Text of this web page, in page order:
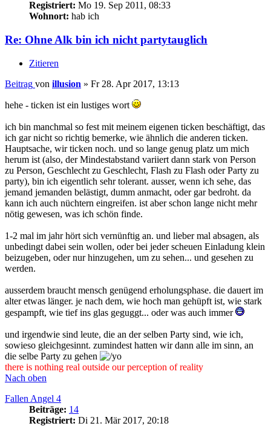
Registriert: Mo 19. Sep 2011, 08:33
Wohnort: hab ich
Re: Ohne Alk bin ich nicht partytauglich
Zitieren
Beitrag von illusion » Fr 28. Apr 2017, 13:13
hehe - ticken ist ein lustiges wort
ich bin manchmal so fest mit meinem eigenen ticken beschäftigt, das
ich gar nicht so richtig bemerke, wie ähnlich die anderen ticken.
Hauptsache, wir ticken noch. und so lange genug platz um mich
herum ist (also, der Mindestabstand variiert dann stark von Person
zu Person, Geschlecht zu Geschlecht, Flash zu Flash oder Party zu
party), bin ich eigentlich sehr tolerant. ausser, wenn ich sehe, das
jemand jemanden belästigt, dumm anmacht, oder gar bedroht. da
kann ich auch nüchtern eingreifen. ist aber schon lange nicht mehr
nötig gewesen, was ich schön finde.
1-2 mal im jahr hört sich vernünftig an. und lieber mal absagen, als
unbedingt dabei sein wollen, oder bei jeder scheuen Einladung klein
beizugeben, oder nur hinzugehen, um zu sehen... und gesehen zu
werden.
ausserdem braucht mensch genügend erholungsphase. die dauert im
alter etwas länger. je nach dem, wie hoch man gehüpft ist, wie stark
gespampft, wie tief ins glas geguggt... oder was auch immer
und irgendwie sind leute, die an der selben Party sind, wie ich,
sowieso gleichgesinnt. zumindest hatten wir dann alle im sinn, an
die selbe Party zu gehen
there is nothing real outside our perception of reality
Nach oben
Fallen Angel 4
Beiträge: 14
Registriert: Di 21. Mär 2017, 20:18